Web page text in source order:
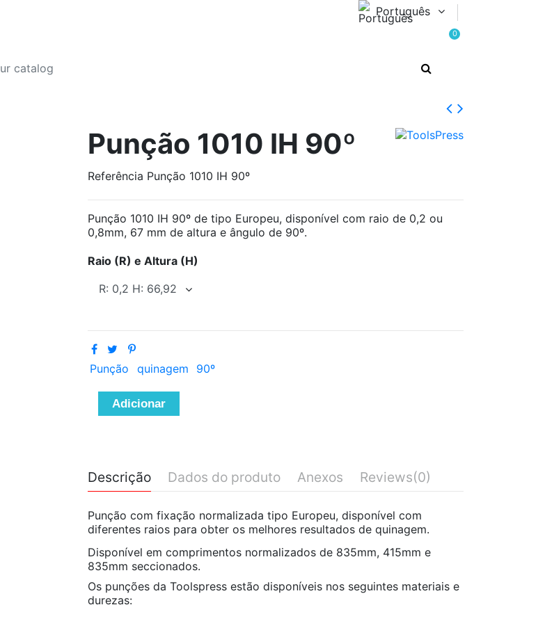
Português
0
Punção 1010 IH 90º
Referência Punção 1010 IH 90º
Punção 1010 IH 90º de tipo Europeu, disponível com raio de 0,2 ou
0,8mm, 67 mm de altura e ângulo de 90º.
Raio (R) e Altura (H)
Punção quinagem 90º
Adicionar
Descrição Dados do produto Anexos Reviews(0)
Punção com fixação normalizada tipo Europeu, disponível com
diferentes raios para obter os melhores resultados de quinagem.
Disponível em comprimentos normalizados de 835mm, 415mm e
835mm seccionados.
Os punções da Toolspress estão disponíveis nos seguintes materiais e
durezas: